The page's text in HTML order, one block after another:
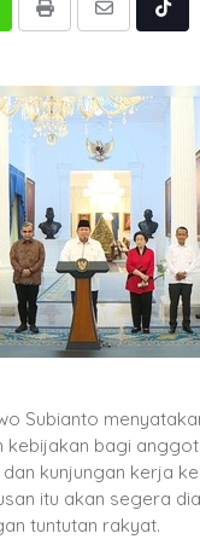
Print
Share
Tiktok
Subianto
kebijakan bagi
kunjungan kerja
itu akan segera
tuntutan rakyat.